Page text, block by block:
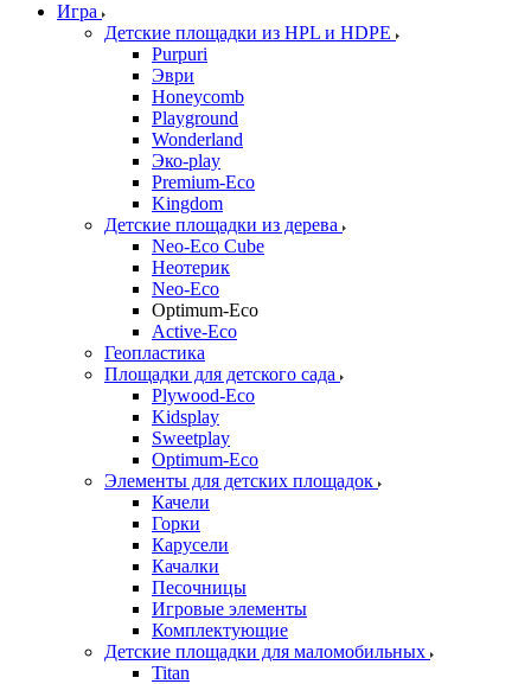
Игра
Детские площадки из HPL и HDPE
Purpuri
Эври
Honeycomb
Playground
Wonderland
Эко-play
Premium-Eco
Kingdom
Детские площадки из дерева
Neo-Eco Cube
Неотерик
Neo-Eco
Оptimum-Еco
Active-Eco
Геопластика
Площадки для детского сада
Plywood-Eco
Kidsplay
Sweetplay
Оptimum-Еco
Элементы для детских площадок
Качели
Горки
Карусели
Качалки
Песочницы
Игровые элементы
Комплектующие
Детские площадки для маломобильных
Titan